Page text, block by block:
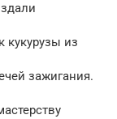
кукурузы из
зажигания.